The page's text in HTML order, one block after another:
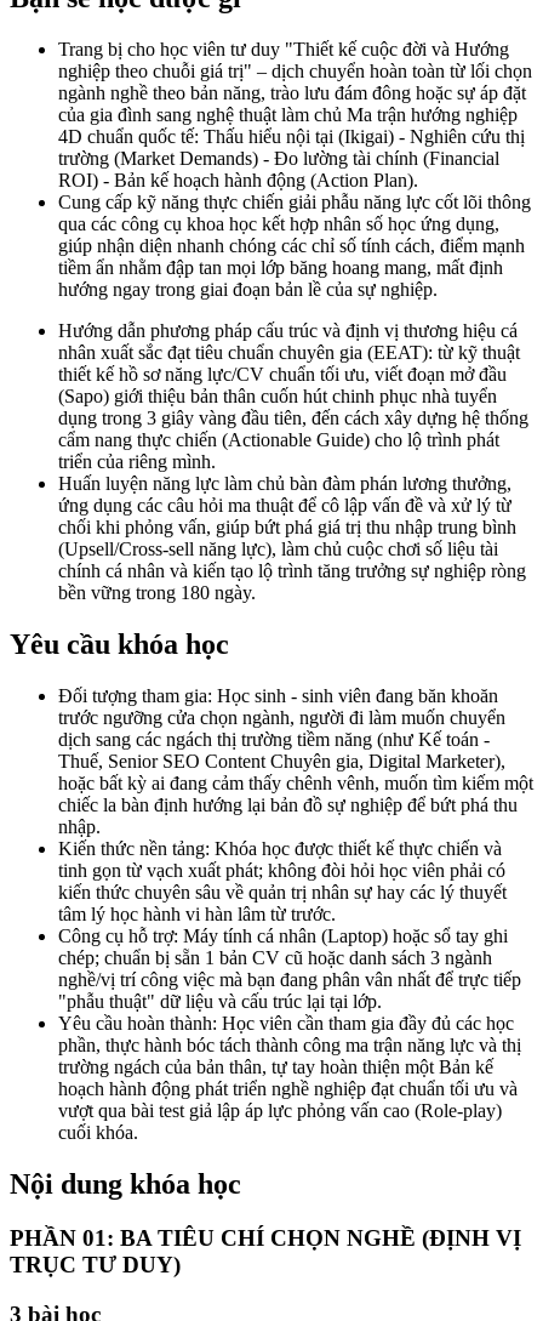
Trang bị cho học viên tư duy "Thiết kế cuộc đời và Hướng
nghiệp theo chuỗi giá trị" – dịch chuyển hoàn toàn từ lối chọn
ngành nghề theo bản năng, trào lưu đám đông hoặc sự áp đặt
của gia đình sang nghệ thuật làm chủ Ma trận hướng nghiệp
4D chuẩn quốc tế: Thấu hiểu nội tại (Ikigai) - Nghiên cứu thị
trường (Market Demands) - Đo lường tài chính (Financial
ROI) - Bản kế hoạch hành động (Action Plan).
Cung cấp kỹ năng thực chiến giải phẫu năng lực cốt lõi thông
qua các công cụ khoa học kết hợp nhân số học ứng dụng,
giúp nhận diện nhanh chóng các chỉ số tính cách, điểm mạnh
tiềm ẩn nhằm đập tan mọi lớp băng hoang mang, mất định
hướng ngay trong giai đoạn bản lề của sự nghiệp.
Hướng dẫn phương pháp cấu trúc và định vị thương hiệu cá
nhân xuất sắc đạt tiêu chuẩn chuyên gia (EEAT): từ kỹ thuật
thiết kế hồ sơ năng lực/CV chuẩn tối ưu, viết đoạn mở đầu
(Sapo) giới thiệu bản thân cuốn hút chinh phục nhà tuyển
dụng trong 3 giây vàng đầu tiên, đến cách xây dựng hệ thống
cẩm nang thực chiến (Actionable Guide) cho lộ trình phát
triển của riêng mình.
Huấn luyện năng lực làm chủ bàn đàm phán lương thưởng,
ứng dụng các câu hỏi ma thuật để cô lập vấn đề và xử lý từ
chối khi phỏng vấn, giúp bứt phá giá trị thu nhập trung bình
(Upsell/Cross-sell năng lực), làm chủ cuộc chơi số liệu tài
chính cá nhân và kiến tạo lộ trình tăng trưởng sự nghiệp ròng
bền vững trong 180 ngày.
Yêu cầu khóa học
Đối tượng tham gia: Học sinh - sinh viên đang băn khoăn
trước ngưỡng cửa chọn ngành, người đi làm muốn chuyển
dịch sang các ngách thị trường tiềm năng (như Kế toán -
Thuế, Senior SEO Content Chuyên gia, Digital Marketer),
hoặc bất kỳ ai đang cảm thấy chênh vênh, muốn tìm kiếm một
chiếc la bàn định hướng lại bản đồ sự nghiệp để bứt phá thu
nhập.
Kiến thức nền tảng: Khóa học được thiết kế thực chiến và
tinh gọn từ vạch xuất phát; không đòi hỏi học viên phải có
kiến thức chuyên sâu về quản trị nhân sự hay các lý thuyết
tâm lý học hành vi hàn lâm từ trước.
Công cụ hỗ trợ: Máy tính cá nhân (Laptop) hoặc sổ tay ghi
chép; chuẩn bị sẵn 1 bản CV cũ hoặc danh sách 3 ngành
nghề/vị trí công việc mà bạn đang phân vân nhất để trực tiếp
"phẫu thuật" dữ liệu và cấu trúc lại tại lớp.
Yêu cầu hoàn thành: Học viên cần tham gia đầy đủ các học
phần, thực hành bóc tách thành công ma trận năng lực và thị
trường ngách của bản thân, tự tay hoàn thiện một Bản kế
hoạch hành động phát triển nghề nghiệp đạt chuẩn tối ưu và
vượt qua bài test giả lập áp lực phỏng vấn cao (Role-play)
cuối khóa.
Nội dung khóa học
PHẦN 01: BA TIÊU CHÍ CHỌN NGHỀ (ĐỊNH VỊ
TRỤC TƯ DUY)
3 bài học